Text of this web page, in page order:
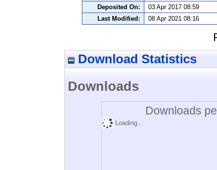
Deposited On:
03 Apr 2017 08:59
Last Modified:
08 Apr 2021 08:16
Download Statistics
Downloads
Downloads
Loading...